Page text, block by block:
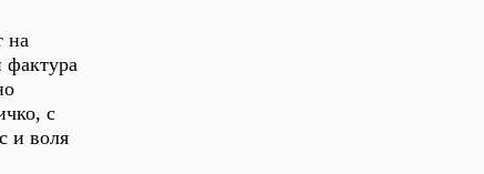
на
фактура
с
и воля